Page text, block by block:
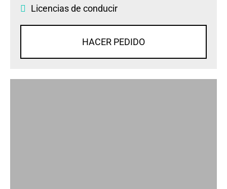
Licencias de conducir
HACER PEDIDO